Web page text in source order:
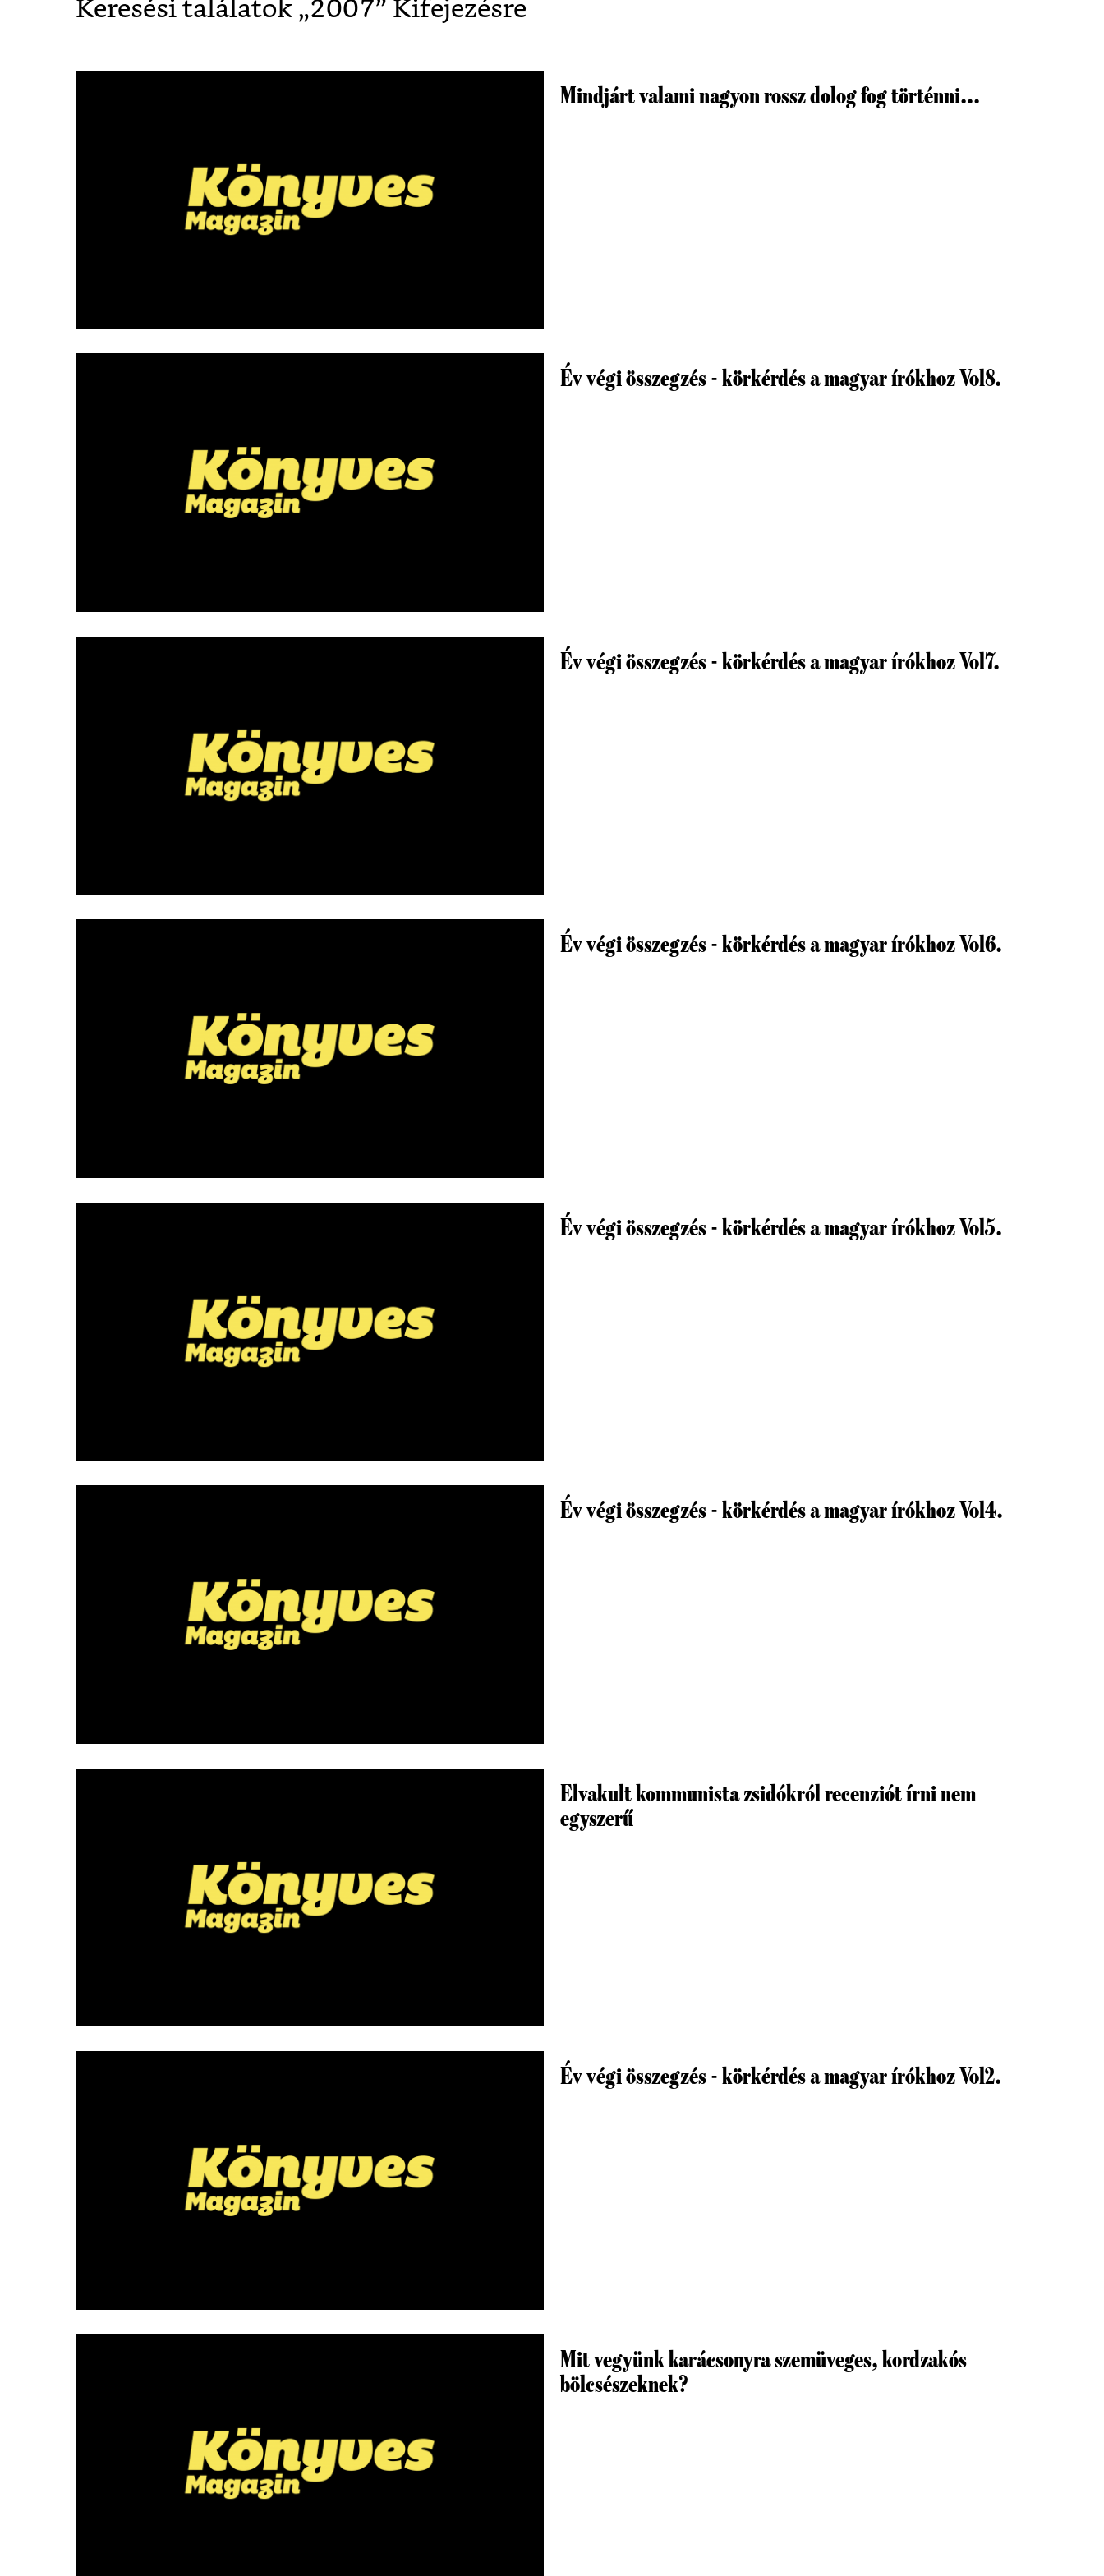
Keresési találatok „2007” Kifejezésre
Mindjárt valami nagyon rossz dolog fog történni...
Év végi összegzés - körkérdés a magyar írókhoz Vol8.
Év végi összegzés - körkérdés a magyar írókhoz Vol7.
Év végi összegzés - körkérdés a magyar írókhoz Vol6.
Év végi összegzés - körkérdés a magyar írókhoz Vol5.
Év végi összegzés - körkérdés a magyar írókhoz Vol4.
Elvakult kommunista zsidókról recenziót írni nem
egyszerű
Év végi összegzés - körkérdés a magyar írókhoz Vol2.
Mit vegyünk karácsonyra szemüveges, kordzakós
bölcsészeknek?